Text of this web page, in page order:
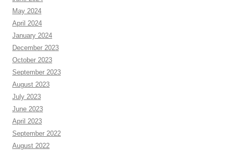
May 2024
April 2024
January 2024
December 2023
October 2023
September 2023
August 2023
July 2023
June 2023
April 2023
September 2022
August 2022